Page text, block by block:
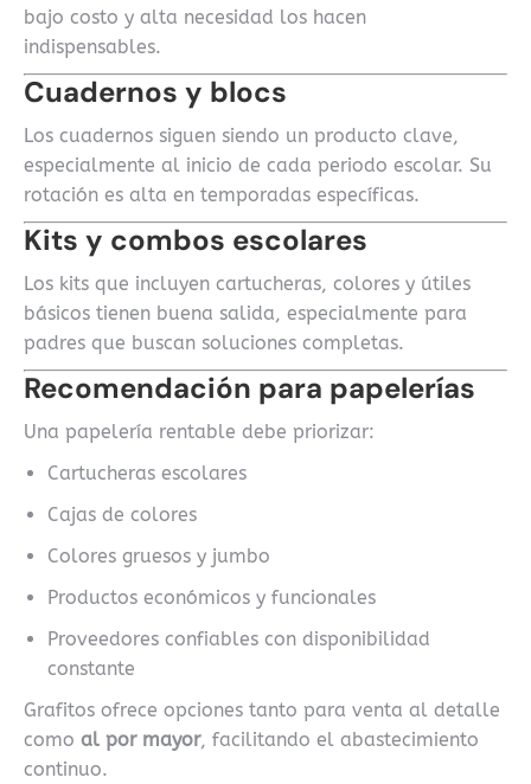
bajo costo y alta necesidad los hacen
indispensables.
Cuadernos y blocs
Los cuadernos siguen siendo un producto clave,
especialmente al inicio de cada periodo escolar. Su
rotación es alta en temporadas específicas.
Kits y combos escolares
Los kits que incluyen cartucheras, colores y útiles
básicos tienen buena salida, especialmente para
padres que buscan soluciones completas.
Recomendación para papelerías
Una papelería rentable debe priorizar:
Cartucheras escolares
Cajas de colores
Colores gruesos y jumbo
Productos económicos y funcionales
Proveedores confiables con disponibilidad
constante
Grafitos ofrece opciones tanto para venta al detalle
como al por mayor, facilitando el abastecimiento
continuo.